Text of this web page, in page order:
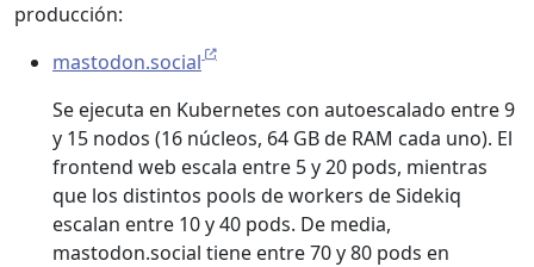
producción:
mastodon.social
Se ejecuta en Kubernetes con autoescalado entre 9
y 15 nodos (16 núcleos, 64 GB de RAM cada uno). El
frontend web escala entre 5 y 20 pods, mientras
que los distintos pools de workers de Sidekiq
escalan entre 10 y 40 pods. De media,
mastodon.social tiene entre 70 y 80 pods en